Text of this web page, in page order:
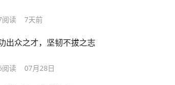
阅读 7天前
出众之才，坚韧不拔之志
阅读 07月28日